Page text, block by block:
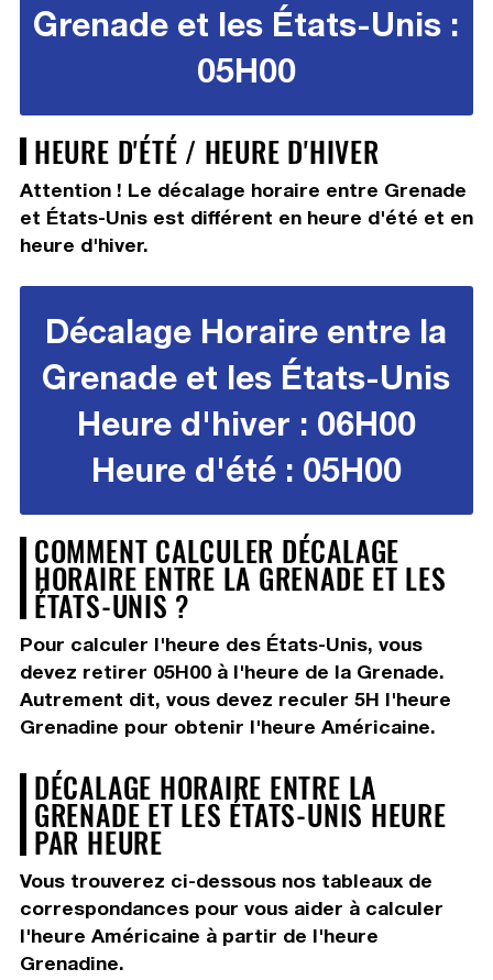
Grenade et les États-Unis :
05H00
HEURE D'ÉTÉ / HEURE D'HIVER
Attention ! Le décalage horaire entre Grenade
et États-Unis est différent en heure d'été et en
heure d'hiver.
Décalage Horaire entre la
Grenade et les États-Unis
Heure d'hiver : 06H00
Heure d'été : 05H00
COMMENT CALCULER DÉCALAGE
HORAIRE ENTRE LA GRENADE ET LES
ÉTATS-UNIS ?
Pour calculer l'heure des États-Unis, vous
devez retirer 05H00à l'heure de la Grenade.
Autrement dit, vous devez reculer 5H l'heure
Grenadine pour obtenir l'heure Américaine.
DÉCALAGE HORAIRE ENTRE LA
GRENADE ET LES ÉTATS-UNIS HEURE
PAR HEURE
Vous trouverez ci-dessous nos tableaux de
correspondances pour vous aider à calculer
l'heure Américaine à partir de l'heure
Grenadine.